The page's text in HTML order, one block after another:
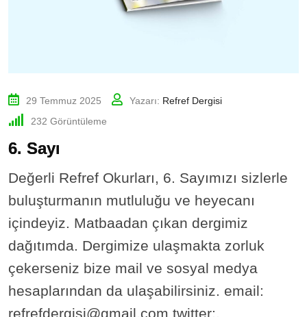
29 Temmuz 2025 Yazarı: Refref Dergisi
232 Görüntüleme
6. Sayı
Değerli Refref Okurları, 6. Sayımızı sizlerle
buluşturmanın mutluluğu ve heyecanı
içindeyiz. Matbaadan çıkan dergimiz
dağıtımda. Dergimize ulaşmakta zorluk
çekerseniz bize mail ve sosyal medya
hesaplarından da ulaşabilirsiniz. email:
refrefdergisi@gmail.com twitter:.